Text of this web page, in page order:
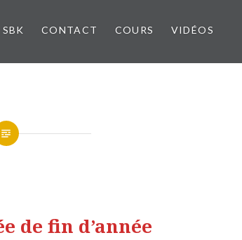
CONTACT COURS VIDÉOS
de fin d’année